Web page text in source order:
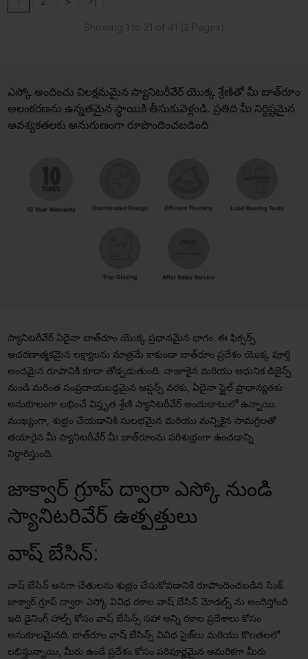
ఎస్కో అందించు విలక్షమమైన స్యానిటరీవేర్ యొక్క శ్రేణితో మీ బాత్‌రూం
అలంకరణను ఉన్నతమైన స్థాయికి తీసుకువెళ్లండి. ప్రతిది మీ నిర్దిష్టమైన
ఆవశ్యకతలకు అనుగుణంగా రూపొందించబడింది
స్యానిటరీవేర్ ఏదైనా బాత్‌రూం యొక్క ప్రధానమైన భాగం. ఈ ఫిక్సర్స్
ఆచరణాత్మకమైన లక్ష్యాలను మాత్రమే కాకుండా బాత్‌రూం ప్రదేశం యొక్క పూర్తి
అందమైన రూపానికి కూడా తోడ్పడుతుంది. నాజూకైన మరియు ఆధునిక డిజైన్స్
నుండి మరింత సంప్రదాయబద్ధమైన ఆప్షన్స్ వరకు, ఏదైనా స్టైల్ ప్రాధాన్యతకు
అనుకూలంగా లభించే విస్తృత శ్రేణి స్యానిటరీవేర్ అందుబాటులో ఉన్నాయి.
ముఖ్యంగా, శుభ్రం చేయడానికి సులభమైన మరియు మన్నికైన సామగ్రిలతో
తయారైన మీ స్యానిటరీవేర్ మీ బాత్‌రూంను పరిశుభ్రంగా ఉంచడాన్ని
నిర్థారిస్తుంది.
జాక్వార్ గ్రూప్ ద్వారా ఎస్కో నుండి
స్యానిటరివేర్ ఉత్పత్తులు
వాష్ బేసిన్:
వాష్ బేసిన్ అనగా చేతులను శుభ్రం చేసుకోవడానికి రూపొందించబడిన సింక్.
జాక్వార్ గ్రూప్ ద్వారా ఎస్కో వివిధ రకాల వాష్ బేసిన్ మోడల్స్ ను అందిస్తోంది.
ఇది డైనింగ్ హాల్స్ కోసం వాష్ బేసిన్స్ సహా అన్ని రకాల ప్రదేశాలు కోసం
అనుకూలమైనది. బాత్‌రూం వాష్ బేసిన్స్ వివిధ సైజ్‌లు మరియు కొలతలలో
లభిస్తున్నాయి, మీరు ఉండే ప్రదేశం కోసం పరిపూర్ణమైన అమరికగా మీరు